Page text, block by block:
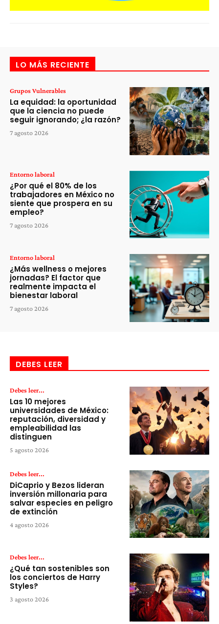
LO MÁS RECIENTE
Grupos Vulnerables
La equidad: la oportunidad
que la ciencia no puede
seguir ignorando; ¿la razón?
7 agosto 2026
Entorno laboral
¿Por qué el 80% de los
trabajadores en México no
siente que prospera en su
empleo?
7 agosto 2026
Entorno laboral
¿Más wellness o mejores
jornadas? El factor que
realmente impacta el
bienestar laboral
7 agosto 2026
DEBES LEER
Debes leer...
Las 10 mejores
universidades de México:
reputación, diversidad y
empleabilidad las
distinguen
5 agosto 2026
Debes leer...
DiCaprio y Bezos lideran
inversión millonaria para
salvar especies en peligro
de extinción
4 agosto 2026
Debes leer...
¿Qué tan sostenibles son
los conciertos de Harry
Styles?
3 agosto 2026